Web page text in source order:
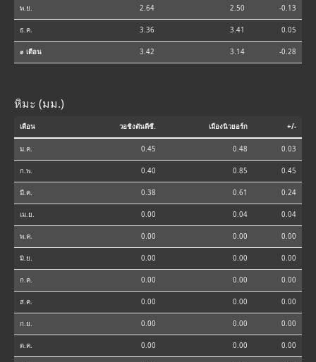
พ.ย. 2.64 2.50 -0.13
ธ.ค. 3.36 3.41 0.05
⌀ เดือน 3.42 3.14 -0.28
หิมะ (มม.)
เดือน วอชิงตันดีซี. เมืองนิวยอร์ก +/-
ม.ค. 0.45 0.48 0.03
ก.พ. 0.40 0.85 0.45
มี.ค. 0.38 0.61 0.24
เม.ย. 0.00 0.04 0.04
พ.ค. 0.00 0.00 0.00
มิ.ย. 0.00 0.00 0.00
ก.ค. 0.00 0.00 0.00
ส.ค. 0.00 0.00 0.00
ก.ย. 0.00 0.00 0.00
ต.ค. 0.00 0.00 0.00